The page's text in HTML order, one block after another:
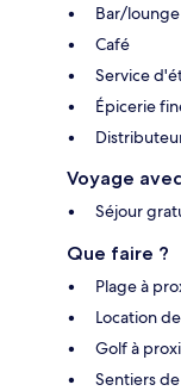
Bar/lounge
Café
Service
Épicerie
Voyage
Séjour
Que faire ?
Plage à
Location
Golf à
Sentiers